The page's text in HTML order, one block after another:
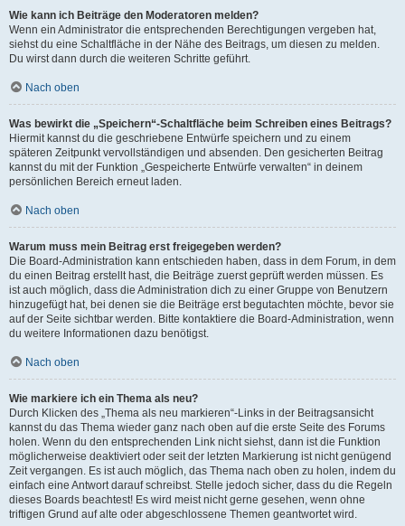
Wie kann ich Beiträge den Moderatoren melden?
Wenn ein Administrator die entsprechenden Berechtigungen vergeben hat,
siehst du eine Schaltfläche in der Nähe des Beitrags, um diesen zu melden.
Du wirst dann durch die weiteren Schritte geführt.
Nach oben
Was bewirkt die „Speichern“-Schaltfläche beim Schreiben eines Beitrags?
Hiermit kannst du die geschriebene Entwürfe speichern und zu einem
späteren Zeitpunkt vervollständigen und absenden. Den gesicherten Beitrag
kannst du mit der Funktion „Gespeicherte Entwürfe verwalten“ in deinem
persönlichen Bereich erneut laden.
Nach oben
Warum muss mein Beitrag erst freigegeben werden?
Die Board-Administration kann entschieden haben, dass in dem Forum, in dem
du einen Beitrag erstellt hast, die Beiträge zuerst geprüft werden müssen. Es
ist auch möglich, dass die Administration dich zu einer Gruppe von Benutzern
hinzugefügt hat, bei denen sie die Beiträge erst begutachten möchte, bevor sie
auf der Seite sichtbar werden. Bitte kontaktiere die Board-Administration, wenn
du weitere Informationen dazu benötigst.
Nach oben
Wie markiere ich ein Thema als neu?
Durch Klicken des „Thema als neu markieren“-Links in der Beitragsansicht
kannst du das Thema wieder ganz nach oben auf die erste Seite des Forums
holen. Wenn du den entsprechenden Link nicht siehst, dann ist die Funktion
möglicherweise deaktiviert oder seit der letzten Markierung ist nicht genügend
Zeit vergangen. Es ist auch möglich, das Thema nach oben zu holen, indem du
einfach eine Antwort darauf schreibst. Stelle jedoch sicher, dass du die Regeln
dieses Boards beachtest! Es wird meist nicht gerne gesehen, wenn ohne
triftigen Grund auf alte oder abgeschlossene Themen geantwortet wird.